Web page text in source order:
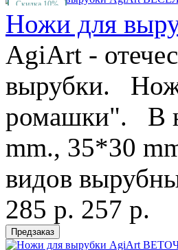
Скидка 10%
Ножи для
AgiArt -
вырубки.
ромашки". В
mm., 35*30
видов
285 р. 257 р.